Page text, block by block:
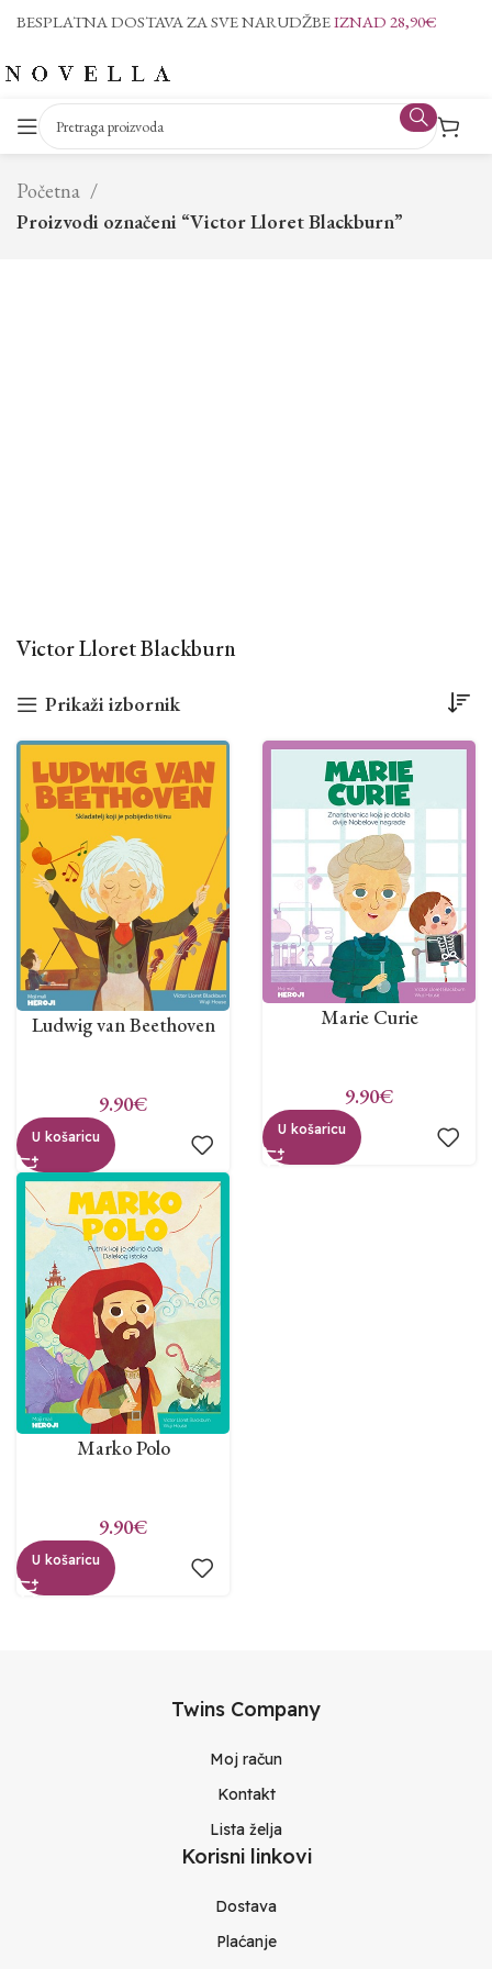
BESPLATNA DOSTAVA ZA SVE NARUDŽBEIZNAD 28,90€
Početna
Proizvodi označeni “Victor Lloret Blackburn”
Victor Lloret Blackburn
Prikaži izbornik
Ludwig van Beethoven
9.90€
U košaricu
Marie Curie
9.90€
U košaricu
Marko Polo
9.90€
U košaricu
Twins Company
Moj račun
Kontakt
Lista želja
Korisni linkovi
Dostava
Plaćanje